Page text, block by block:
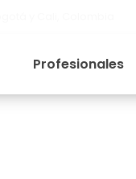
Profesionales